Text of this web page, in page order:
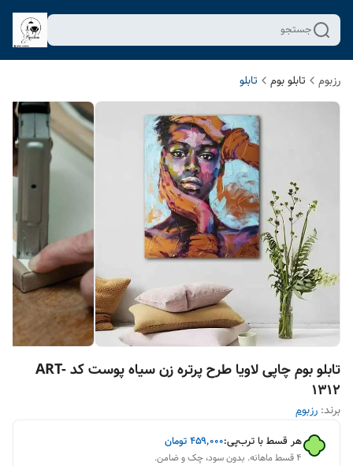
جستجو
رزبوم تابلو بوم تابلو
تابلو بوم چاپی لاویا طرح پرتره زن سیاه پوست کد ART-
1312
برند: رزبوم
هر قسط با ترب‌پی:۴۵۹٬۰۰۰تومان
۴ قسط ماهانه. بدون سود، چک و ضامن.